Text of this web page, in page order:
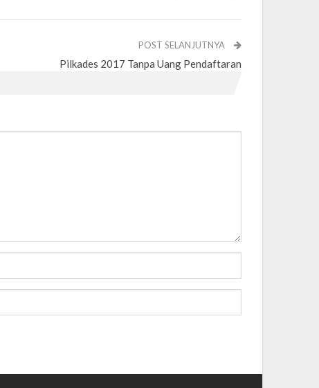
POST SELANJUTNYA
Pilkades 2017 Tanpa Uang Pendaftaran